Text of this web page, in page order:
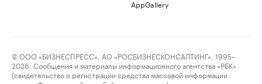
AppGallery
© ООО «БИЗНЕСПРЕСС», АО «РОСБИЗНЕСКОНСАЛТИНГ», 1995–
2026. Сообщения и материалы информационного агентства «РБК»
(свидетельство о регистрации средства массовой информации